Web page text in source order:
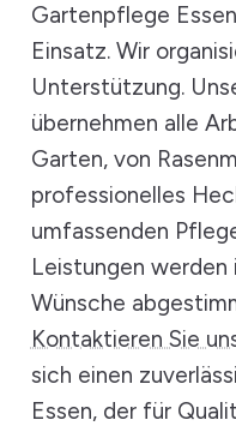
Gartenpflege
Einsatz. Wir
Unterstützung.
übernehmen alle
Garten, von
professionelles
umfassenden
Leistungen werden
Wünsche
Kontaktieren Sie
sich einen
Essen, der für